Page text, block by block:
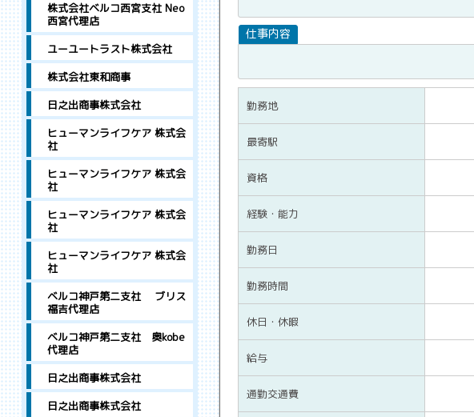
勤務地
最寄駅
資格
経験・能力
勤務日
勤務時間
休日・休暇
給与
通勤交通費
株式会社ベルコ西宮支社 Neo
西宮代理店
ユーユートラスト株式会社
株式会社東和商事
日之出商事株式会社
ヒューマンライフケア 株式会
社
ヒューマンライフケア 株式会
社
ヒューマンライフケア 株式会
社
ヒューマンライフケア 株式会
社
ベルコ神戸第二支社 ブリス
福吉代理店
ベルコ神戸第二支社 奥kobe
代理店
日之出商事株式会社
日之出商事株式会社